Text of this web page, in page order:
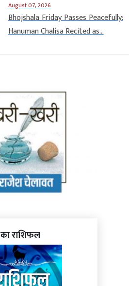
August 07, 2026
Bhojshala Friday Passes Peacefully:
Hanuman Chalisa Recited as...
का राशिफल